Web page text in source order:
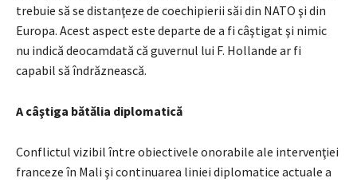
trebuie să se distanţeze de coechipierii săi din NATO şi din
Europa. Acest aspect este departe de a fi câştigat şi nimic
nu indică deocamdată că guvernul lui F. Hollande ar fi
capabil să îndrăznească.
A câştiga bătălia diplomatică
Conflictul vizibil între obiectivele onorabile ale intervenţiei
franceze în Mali şi continuarea liniei diplomatice actuale a